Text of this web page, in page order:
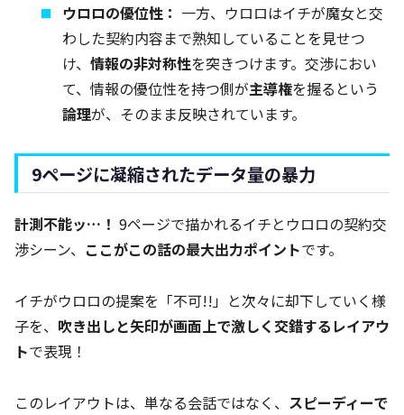
ウロロの優位性： 一方、ウロロはイチが魔女と交
わした契約内容まで熟知していることを見せつ
け、情報の非対称性を突きつけます。交渉におい
て、情報の優位性を持つ側が主導権を握るという
論理が、そのまま反映されています。
9ページに凝縮されたデータ量の暴力
計測不能ッ…！ 9ページで描かれるイチとウロロの契約交
渉シーン、 ここがこの話の最大出力ポイントです。
イチがウロロの提案を「不可!!」と次々に却下していく様
子を、 吹き出しと矢印が画面上で激しく交錯するレイアウ
トで表現！
このレイアウトは、単なる会話ではなく、 スピーディーで